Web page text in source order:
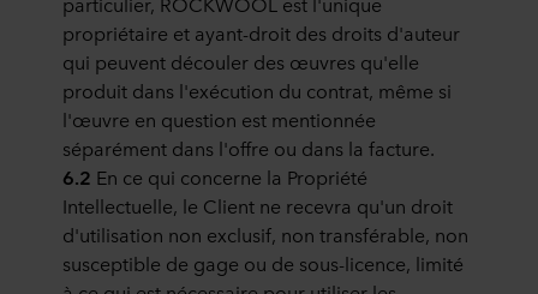
finalités, les descriptions générales des informations
collectées, l’origine de chaque cookie déposé, les liens
vers la politique de confidentialité de nos éventuels
partenaires et la durée pendant laquelle chaque cookie
est déposé sur votre terminal. C’est à vous de décider à
quelles fins nos sites web peuvent utiliser des cookies et
donc traiter des informations vous concernant par le biais
de cookies.
Vous pouvez retirer votre consentement ou modifier votre
consentement à tout moment en cliquant sur l’icône de
propriétaire et ayant-droit des droits d'auteur
qui peuvent découler des œuvres qu'elle
produit dans l'exécution du contrat, même si
l'œuvre en question est mentionnée
séparément dans l'offre ou dans la facture.
6.2 En ce qui concerne la Propriété
Intellectuelle, le Client ne recevra qu'un droit
d'utilisation non exclusif, non transférable, non
susceptible de gage ou de sous-licence, limité